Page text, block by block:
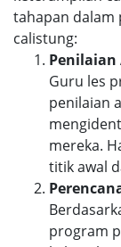
tahapan dalam
calistung:
Penilaian
Guru les
penilaian
mereka.
titik awal
program